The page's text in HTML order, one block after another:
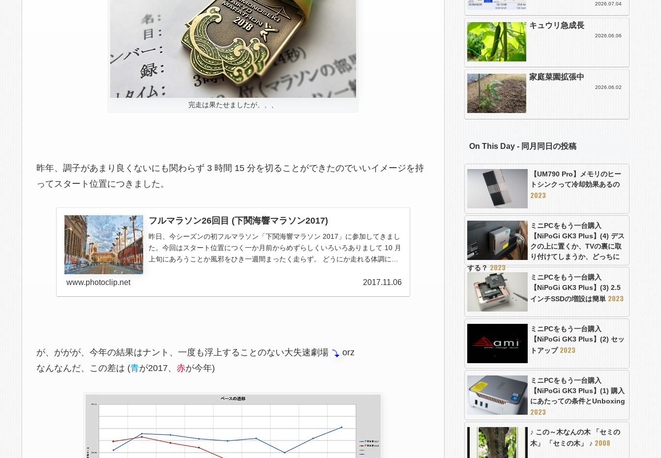
完走は果たせましたが、、、
昨年、調子があまり良くないにも関わらず 3 時間 15 分を切ることができたのでいいイメージを持
ってスタート位置につきました。
フルマラソン26回目 (下関海響マラソン2017)
昨日、今シーズンの初フルマラソン「下関海響マラソン 2017」に参加してきまし
た。今回はスタート位置につく一か月前からめずらしくいろいろありまして 10 月
上旬にあろうことか風邪をひき一週間まったく走らず。 どうにか走れる体調に戻
www.photoclip.net 2017.11.06
が、ががが、今年の結果はナント、一度も浮上することのない大失速劇場
orz
なんなんだ、この差は (青が2017、 赤が今年)
2026.07.04
キュウリ急成長
2026.06.06
家庭菜園拡張中
2026.06.02
On This Day - 同月同日の投稿
【UM790 Pro】メモリのヒー
トシンクって冷却効果あるの
2023
ミニPCをもう一台購入
【NiPoGi GK3 Plus】(4) デス
クの上に置くか、TVの裏に取
り付けてしまうか、どっちに
する？2023
ミニPCをもう一台購入
【NiPoGi GK3 Plus】(3) 2.5
インチSSDの増設は簡単 2023
ミニPCをもう一台購入
【NiPoGi GK3 Plus】(2) セッ
トアップ 2023
ミニPCをもう一台購入
【NiPoGi GK3 Plus】(1) 購入
にあたっての条件とUnboxing
2023
♪ この～木なんの木 「セミの
木」 「セミの木」 ♪ 2008